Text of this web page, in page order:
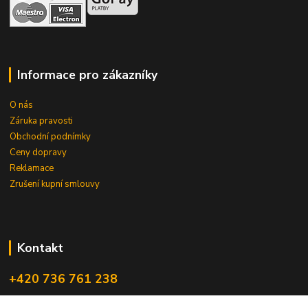
Informace pro zákazníky
O nás
Záruka pravosti
Obchodní podnímky
Ceny dopravy
Reklamace
Zrušení kupní smlouvy
Kontakt
+420 736 761 238